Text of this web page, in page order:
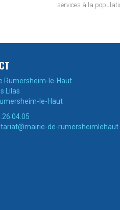
services à la
Rumersheim-le-Haut
Lilas
le-Haut
de-